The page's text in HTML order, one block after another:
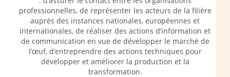
professionnelles, de représenter les acteurs de la filière
auprès des instances nationales, européennes et
internationales, de réaliser des actions d’information et
de communication en vue de développer le marché de
l’œuf, d’entreprendre des actions techniques pour
développer et améliorer la production et la
transformation.